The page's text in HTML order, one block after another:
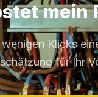
mein
wenigen Klicks
für Ihr